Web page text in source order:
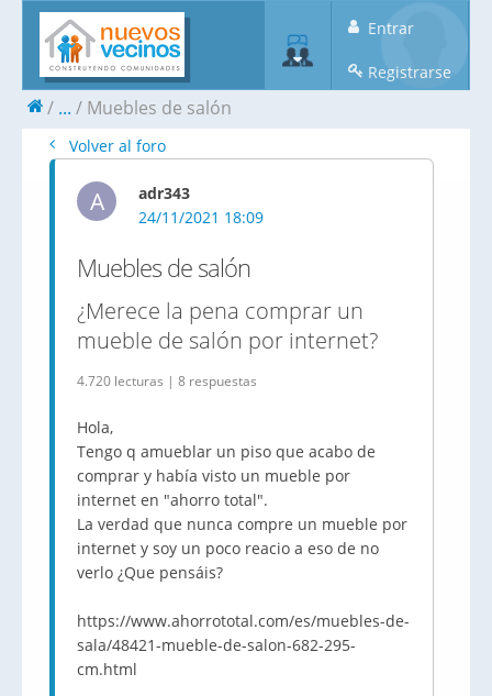
Entrar
Registrarse
... Muebles de salón
Volver al foro
A
adr343
24/11/2021 18:09
Muebles de salón
¿Merece la pena comprar un
mueble de salón por internet?
4.720 lecturas | 8 respuestas
Hola,
Tengo q amueblar un piso que acabo de
comprar y había visto un mueble por
internet en "ahorro total".
La verdad que nunca compre un mueble por
internet y soy un poco reacio a eso de no
verlo ¿Que pensáis?
https://www.ahorrototal.com/es/muebles-de-
sala/48421-mueble-de-salon-682-295-
cm.html